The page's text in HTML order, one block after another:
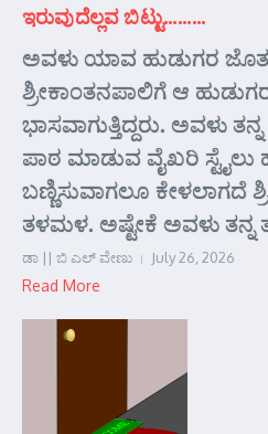
ಇರುವುದೆಲ್ಲವ ಬಿಟ್ಟು………
ಅವಳು ಯಾವ ಹುಡುಗರ
ಶ್ರೀಕಾಂತನಪಾಲಿಗೆ ಆ
ಭಾಸವಾಗುತ್ತಿದ್ದರು. ಅವಳು
ಪಾಠ ಮಾಡುವ ವೈಖರಿ ಸ್ಟೈಲು
ಬಣ್ಣಿಸುವಾಗಲೂ ಕೇಳಲಾಗದೆ
ತಳಮಳ. ಅಷ್ಟೇಕೆ ಅವಳು ತನ್ನ
ಡಾ || ಬಿ ಎಲ್ ವೇಣು July 26, 2026
Read More